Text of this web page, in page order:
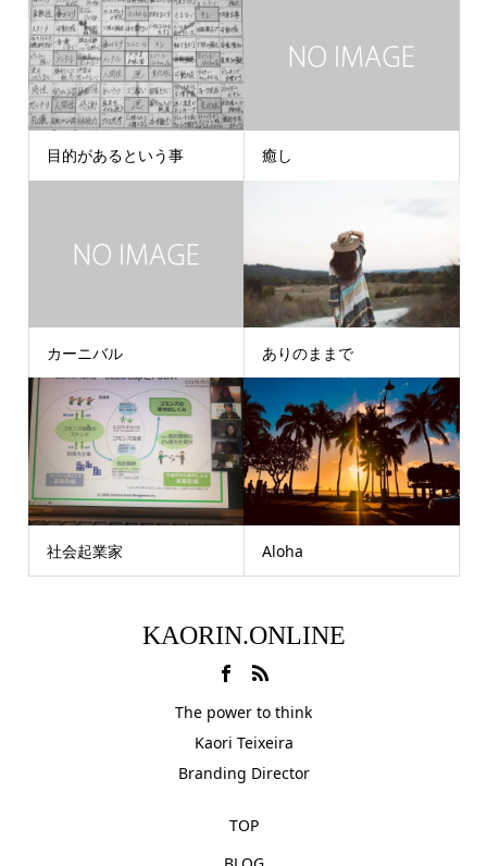
目的があるという事 癒し
カーニバル ありのままで
社会起業家 Aloha
KAORIN.ONLINE
The power to think
Kaori Teixeira
Branding Director
TOP